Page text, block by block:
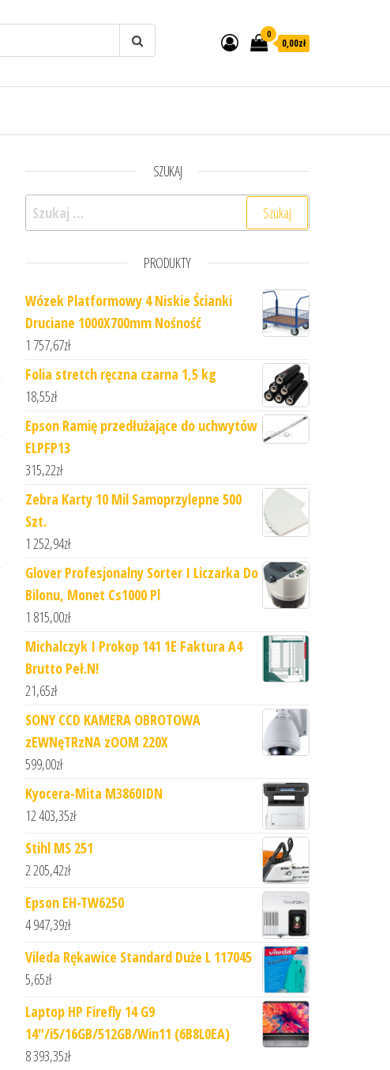
0
0,00zł
SZUKAJ
Szukaj:
PRODUKTY
Wózek Platformowy 4 Niskie Ścianki
Druciane 1000X700mm Nośność
1 757,67zł
Folia stretch ręczna czarna 1,5 kg
18,55zł
Epson Ramię przedłużające do uchwytów
ELPFP13
315,22zł
Zebra Karty 10 Mil Samoprzylepne 500
Szt.
1 252,94zł
Glover Profesjonalny Sorter I Liczarka Do
Bilonu, Monet Cs1000 Pl
1 815,00zł
Michalczyk I Prokop 141 1E Faktura A4
Brutto Peł.N!
21,65zł
SONY CCD KAMERA OBROTOWA
zEWNęTRzNA zOOM 220X
599,00zł
Kyocera-Mita M3860IDN
12 403,35zł
Stihl MS 251
2 205,42zł
Epson EH-TW6250
4 947,39zł
Vileda Rękawice Standard Duże L 117045
5,65zł
Laptop HP Firefly 14 G9
14"/i5/16GB/512GB/Win11 (6B8L0EA)
8 393,35zł